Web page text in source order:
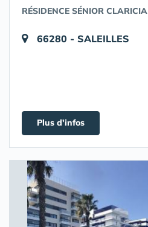
RÉSIDENCE SÉNIOR CLARICIA
66280 - SALEILLES
Plus d'infos